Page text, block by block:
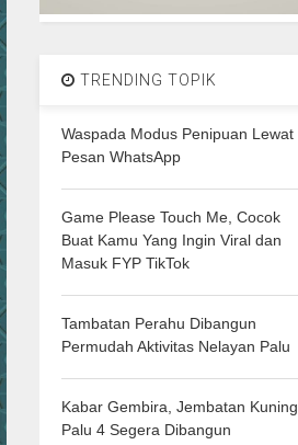
TRENDING TOPIK
Waspada Modus Penipuan Lewat
Pesan WhatsApp
Game Please Touch Me, Cocok
Buat Kamu Yang Ingin Viral dan
Masuk FYP TikTok
Tambatan Perahu Dibangun
Permudah Aktivitas Nelayan Palu
Kabar Gembira, Jembatan Kuning
Palu 4 Segera Dibangun